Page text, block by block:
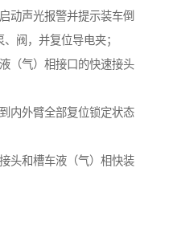
动声光报警并提示装车倒
阀，并复位导电夹；
（气）相接口的快速接头
内外臂全部复位锁定状态
头和槽车液（气）相快装